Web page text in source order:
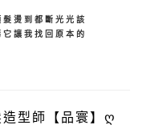
髮燙到都斷光光該
讓我找回原本的
型師【品寰】ღ